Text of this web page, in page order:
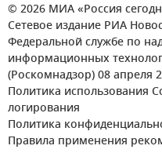
© 2026 МИА «Россия
Сетевое издание РИА
Федеральной службе по
информационных
(Роскомнадзор) 08 апреля
Политика использования
логирования
Политика
Правила применения